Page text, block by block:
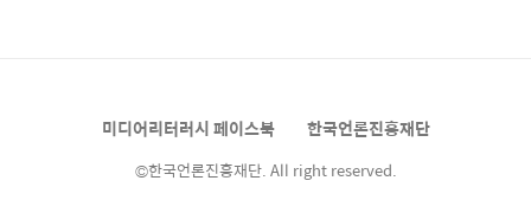
미디어리터러시 페이스북 한국언론진흥재단
©한국언론진흥재단. All right reserved.